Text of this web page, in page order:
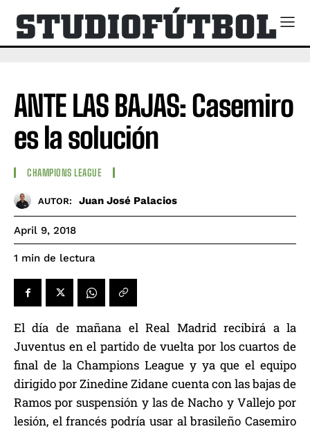
ANTE LAS BAJAS: Casemiro
es la solución
CHAMPIONS LEAGUE
AUTOR: Juan José Palacios
April 9, 2018
1 min de lectura
El día de mañana el Real Madrid recibirá a la
Juventus en el partido de vuelta por los cuartos de
final de la Champions League y ya que el equipo
dirigido por Zinedine Zidane cuenta con las bajas de
Ramos por suspensión y las de Nacho y Vallejo por
lesión, el francés podría usar al brasileño Casemiro